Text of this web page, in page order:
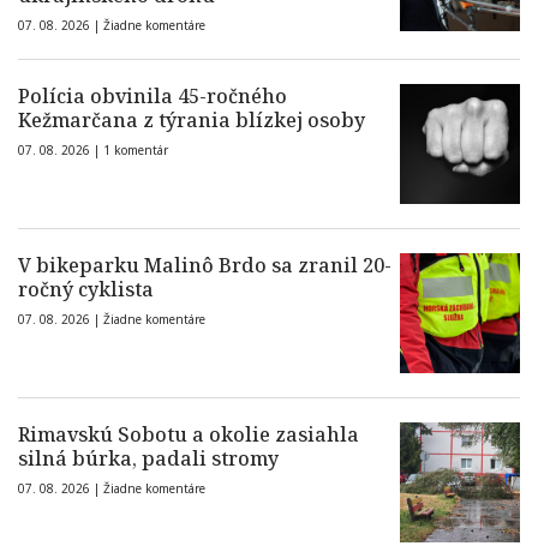
07. 08. 2026 | Žiadne komentáre
Polícia obvinila 45-ročného
Kežmarčana z týrania blízkej osoby
07. 08. 2026 | 1 komentár
V bikeparku Malinô Brdo sa zranil 20-
ročný cyklista
07. 08. 2026 | Žiadne komentáre
Rimavskú Sobotu a okolie zasiahla
silná búrka, padali stromy
07. 08. 2026 | Žiadne komentáre